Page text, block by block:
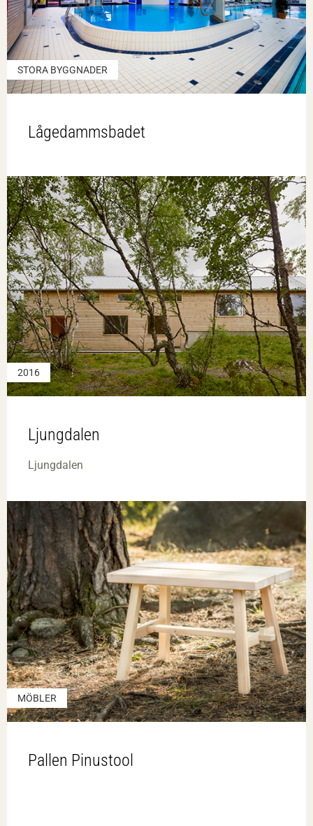
STORA BYGGNADER
Lågedammsbadet
2016
Ljungdalen
Ljungdalen
MÖBLER
Pallen Pinustool